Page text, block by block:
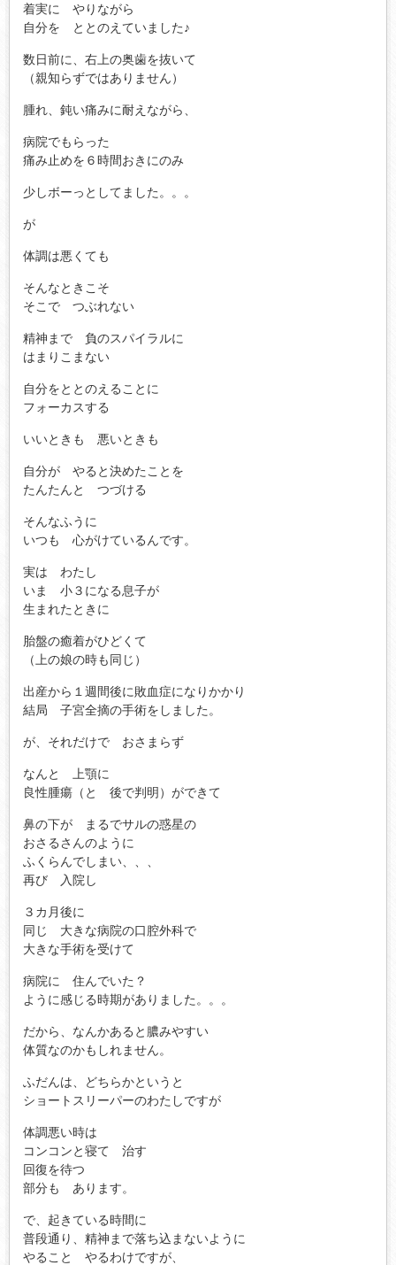
着実に やりながら
自分を ととのえていました♪
数日前に、右上の奥歯を抜いて
（親知らずではありません）
腫れ、鈍い痛みに耐えながら、
病院でもらった
痛み止めを６時間おきにのみ
少しボーっとしてました。。。
が
体調は悪くても
そんなときこそ
そこで つぶれない
精神まで 負のスパイラルに
はまりこまない
自分をととのえることに
フォーカスする
いいときも 悪いときも
自分が やると決めたことを
たんたんと つづける
そんなふうに
いつも 心がけているんです。
実は わたし
いま 小３になる息子が
生まれたときに
胎盤の癒着がひどくて
（上の娘の時も同じ）
出産から１週間後に敗血症になりかかり
結局 子宮全摘の手術をしました。
が、それだけで おさまらず
なんと 上顎に
良性腫瘍（と 後で判明）ができて
鼻の下が まるでサルの惑星の
おさるさんのように
ふくらんでしまい、、、
再び 入院し
３カ月後に
同じ 大きな病院の口腔外科で
大きな手術を受けて
病院に 住んでいた？
ように感じる時期がありました。。。
だから、なんかあると膿みやすい
体質なのかもしれません。
ふだんは、どちらかというと
ショートスリーパーのわたしですが
体調悪い時は
コンコンと寝て 治す
回復を待つ
部分も あります。
で、起きている時間に
普段通り、精神まで落ち込まないように
やること やるわけですが、